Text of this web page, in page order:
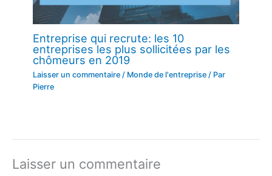
Entreprise qui recrute: les 10
entreprises les plus sollicitées par les
chômeurs en 2019
Laisser un commentaire / Monde de l'entreprise / Par
Pierre
Laisser un commentaire